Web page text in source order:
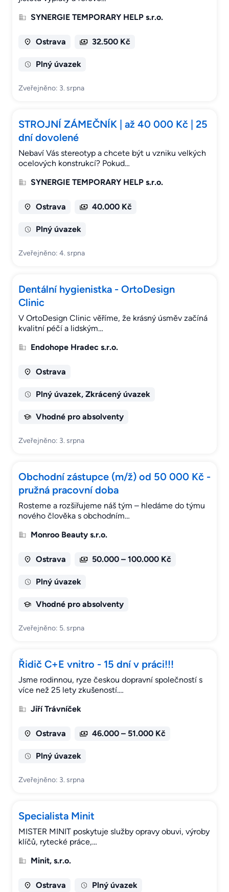
SYNERGIE TEMPORARY HELP s.r.o.
Ostrava 32.500 Kč
Plný úvazek
Zveřejněno: 3. srpna
STROJNÍ ZÁMEČNÍK | až 40 000 Kč | 25
dní dovolené
Nebaví Vás stereotyp a chcete být u vzniku velkých
ocelových konstrukcí? Pokud…
SYNERGIE TEMPORARY HELP s.r.o.
Ostrava 40.000 Kč
Plný úvazek
Zveřejněno: 4. srpna
Dentální hygienistka - OrtoDesign
Clinic
V OrtoDesign Clinic věříme, že krásný úsměv začíná
kvalitní péčí a lidským…
Endohope Hradec s.r.o.
Ostrava
Plný úvazek, Zkrácený úvazek
Vhodné pro absolventy
Zveřejněno: 3. srpna
Obchodní zástupce (m/ž) od 50 000 Kč -
pružná pracovní doba
Rosteme a rozšiřujeme náš tým – hledáme do týmu
nového člověka s obchodním…
Monroo Beauty s.r.o.
Ostrava 50.000 – 100.000 Kč
Plný úvazek
Vhodné pro absolventy
Zveřejněno: 5. srpna
Řidič C+E vnitro - 15 dní v práci!!!
Jsme rodinnou, ryze českou dopravní společností s
více než 25 lety zkušeností.…
Jiří Trávníček
Ostrava 46.000 – 51.000 Kč
Plný úvazek
Zveřejněno: 3. srpna
Specialista Minit
MISTER MINIT poskytuje služby opravy obuvi, výroby
klíčů, rytecké práce,…
Minit, s.r.o.
Ostrava Plný úvazek